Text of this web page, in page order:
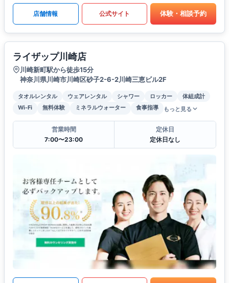
店舗情報 公式サイト 体験・相談予約
ライザップ川崎店
川崎新町駅から徒歩15分
神奈川県川崎市川崎区砂子2-6-2川崎三恵ビル2F
タオルレンタル ウェアレンタル シャワー ロッカー
体組成計
Wi-Fi
無料体験 ミネラルウォーター 食事指導 もっと見る
営業時間
7:00〜23:00
定休日
定休日なし